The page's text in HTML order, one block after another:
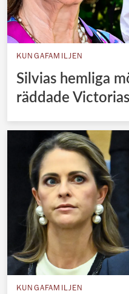
KUNGAFAMILJEN
Silvias hemliga
räddade
KUNGAFAMILJEN